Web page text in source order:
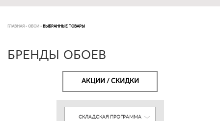
ГЛАВНАЯ - ОБОИ - ВЫБРАННЫЕ ТОВАРЫ
БРЕНДЫ ОБОЕВ
АКЦИИ / СКИДКИ
СКЛАДСКАЯ ПРОГРАММА